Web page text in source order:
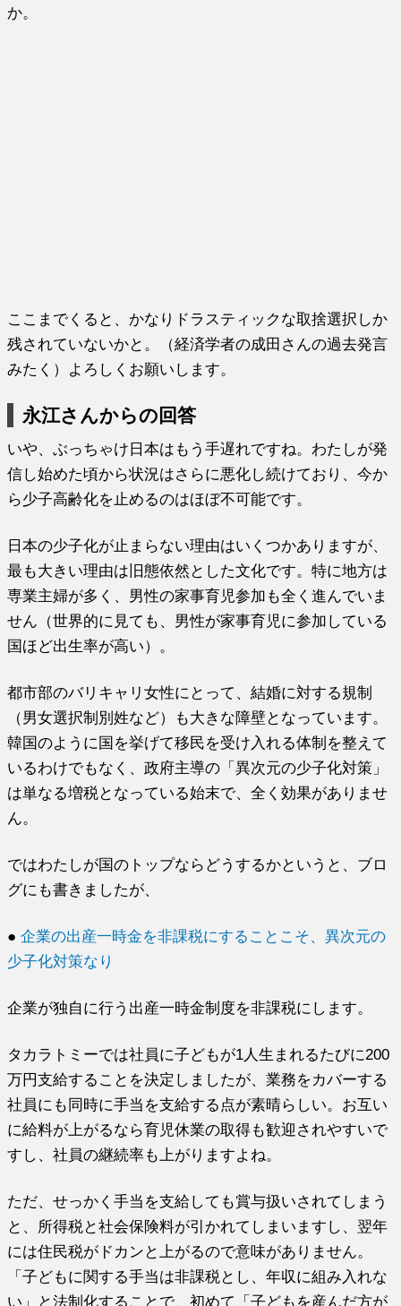
か。
ここまでくると、かなりドラスティックな取捨選択しか
残されていないかと。（経済学者の成田さんの過去発言
みたく）よろしくお願いします。
永江さんからの回答
いや、ぶっちゃけ日本はもう手遅れですね。わたしが発
信し始めた頃から状況はさらに悪化し続けており、今か
ら少子高齢化を止めるのはほぼ不可能です。
日本の少子化が止まらない理由はいくつかありますが、
最も大きい理由は旧態依然とした文化です。特に地方は
専業主婦が多く、男性の家事育児参加も全く進んでいま
せん（世界的に見ても、男性が家事育児に参加している
国ほど出生率が高い）。
都市部のバリキャリ女性にとって、結婚に対する規制
（男女選択制別姓など）も大きな障壁となっています。
韓国のように国を挙げて移民を受け入れる体制を整えて
いるわけでもなく、政府主導の「異次元の少子化対策」
は単なる増税となっている始末で、全く効果がありませ
ん。
ではわたしが国のトップならどうするかというと、ブロ
グにも書きましたが、
●企業の出産一時金を非課税にすることこそ、異次元の
少子化対策なり
企業が独自に行う出産一時金制度を非課税にします。
タカラトミーでは社員に子どもが1人生まれるたびに200
万円支給することを決定しましたが、業務をカバーする
社員にも同時に手当を支給する点が素晴らしい。お互い
に給料が上がるなら育児休業の取得も歓迎されやすいで
すし、社員の継続率も上がりますよね。
ただ、せっかく手当を支給しても賞与扱いされてしまう
と、所得税と社会保険料が引かれてしまいますし、翌年
には住民税がドカンと上がるので意味がありません。
「子どもに関する手当は非課税とし、年収に組み入れな
い」と法制化することで、初めて「子どもを産んだ方が